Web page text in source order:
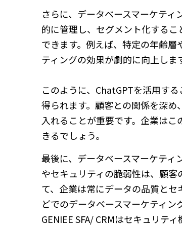
さらに、データベースマーケテ
的に管理し、セグメント化する
できます。例えば、特定の年齢
ティングの効果が劇的に向上しま
このように、ChatGPTを活用す
得られます。顧客との関係を深
入れることが重要です。企業は
きるでしょう。
最後に、データベースマーケテ
やセキュリティの脆弱性は、顧
て、企業は常にデータの品質と
どでのデータベースマーケティ
GENIEE SFA/ CRMはセキュリテ